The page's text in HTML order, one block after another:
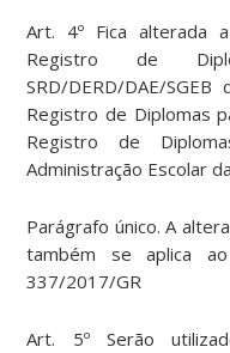
Art. 4º Fica alterada
Registro de
SRD/DERD/DAE/
Registro de Diplomas
Registro de
Administração Escolar
Parágrafo único. A
também se aplica
337/2017/GR
Art. 5º Serão